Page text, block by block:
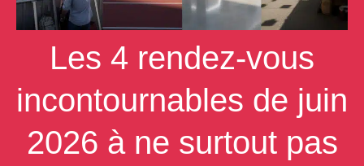
Les 4 rendez-vous
incontournables de juin
2026 à ne surtout pas